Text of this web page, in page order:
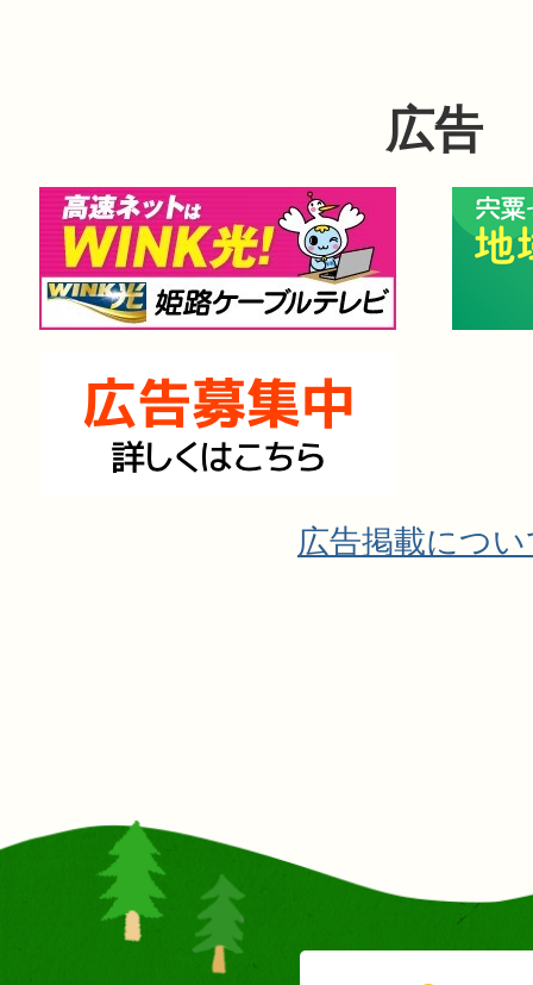
広告
広告掲載につ